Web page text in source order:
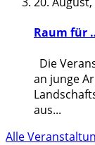
Raum für
Die
an junge
aus...
Alle